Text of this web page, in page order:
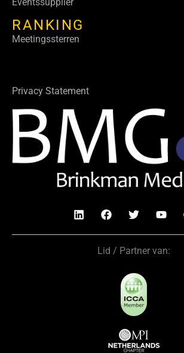
RANKING
Meetingssterren
Privacy Statement
Lid / Partner van: